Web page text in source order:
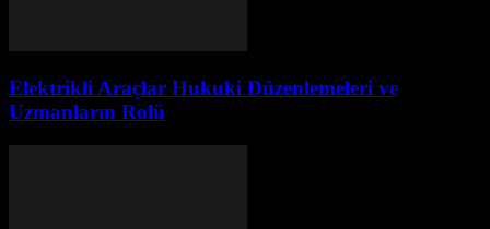
Elektrikli Araçlar Hukuki Düzenlemeleri ve
Uzmanların Rolü